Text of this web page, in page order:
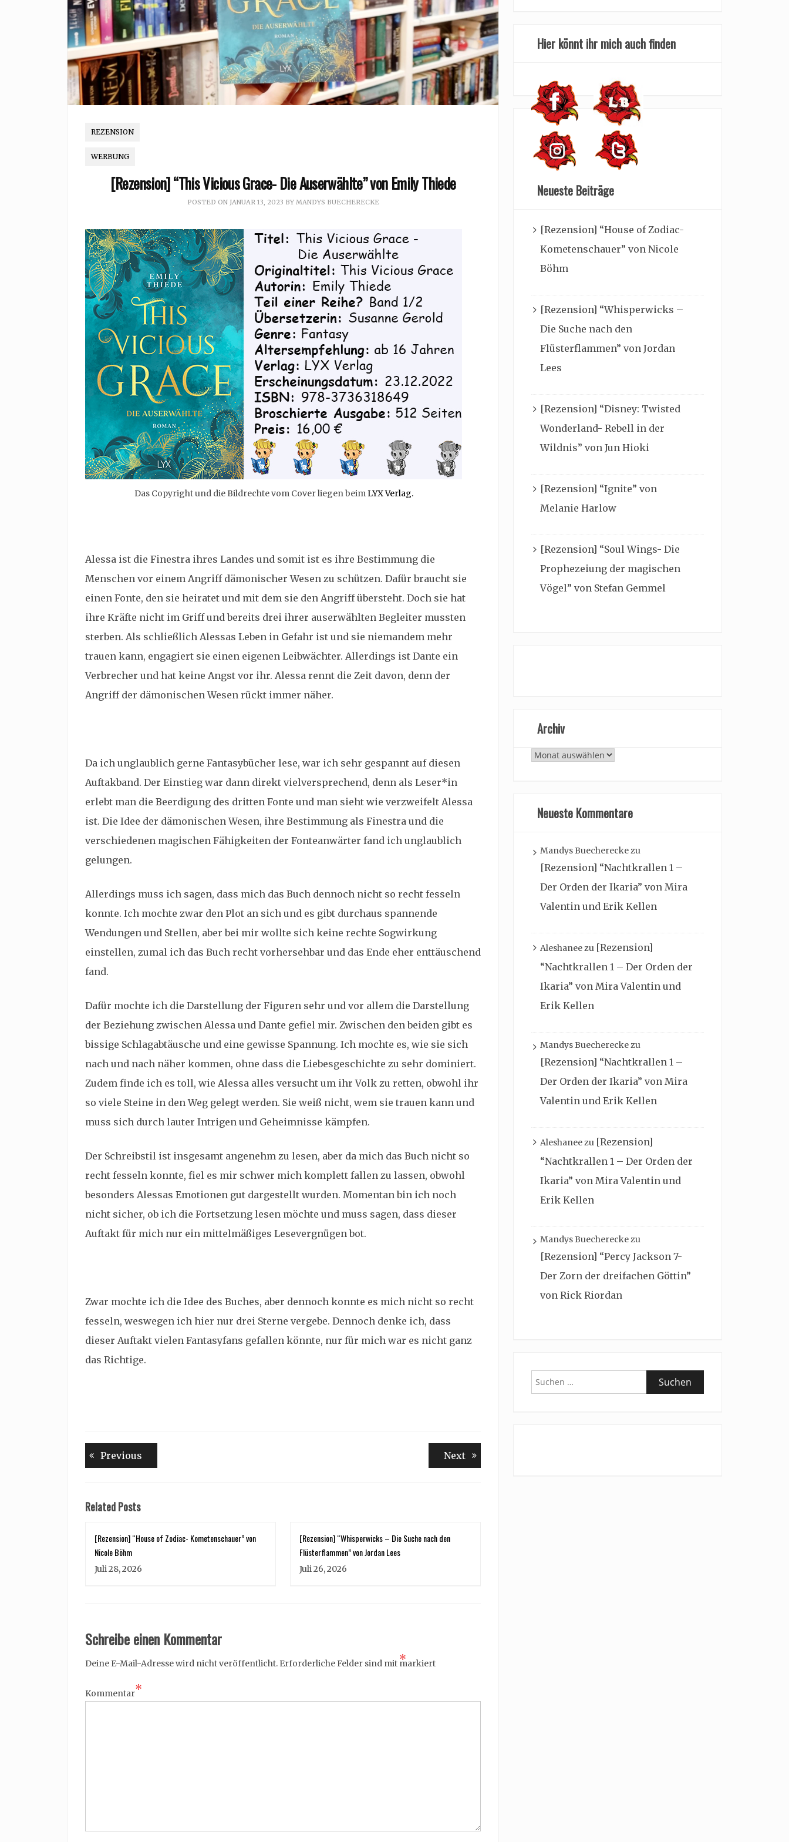
REZENSION
WERBUNG
[Rezension] “This Vicious Grace- Die Auserwählte” von Emily Thiede
POSTED ON JANUAR 13, 2023 BY MANDYS BUECHERECKE
Das Copyright und die Bildrechte vom Cover liegen beimLYX Verlag.
Alessa ist die Finestra ihres Landes und somit ist es ihre Bestimmung die
Menschen vor einem Angriff dämonischer Wesen zu schützen. Dafür braucht sie
einen Fonte, den sie heiratet und mit dem sie den Angriff übersteht. Doch sie hat
ihre Kräfte nicht im Griff und bereits drei ihrer auserwählten Begleiter mussten
sterben. Als schließlich Alessas Leben in Gefahr ist und sie niemandem mehr
trauen kann, engagiert sie einen eigenen Leibwächter. Allerdings ist Dante ein
Verbrecher und hat keine Angst vor ihr. Alessa rennt die Zeit davon, denn der
Angriff der dämonischen Wesen rückt immer näher.
Da ich unglaublich gerne Fantasybücher lese, war ich sehr gespannt auf diesen
Auftakband. Der Einstieg war dann direkt vielversprechend, denn als Leser*in
erlebt man die Beerdigung des dritten Fonte und man sieht wie verzweifelt Alessa
ist. Die Idee der dämonischen Wesen, ihre Bestimmung als Finestra und die
verschiedenen magischen Fähigkeiten der Fonteanwärter fand ich unglaublich
gelungen.
Allerdings muss ich sagen, dass mich das Buch dennoch nicht so recht fesseln
konnte. Ich mochte zwar den Plot an sich und es gibt durchaus spannende
Wendungen und Stellen, aber bei mir wollte sich keine rechte Sogwirkung
einstellen, zumal ich das Buch recht vorhersehbar und das Ende eher enttäuschend
fand.
Dafür mochte ich die Darstellung der Figuren sehr und vor allem die Darstellung
der Beziehung zwischen Alessa und Dante gefiel mir. Zwischen den beiden gibt es
bissige Schlagabtäusche und eine gewisse Spannung. Ich mochte es, wie sie sich
nach und nach näher kommen, ohne dass die Liebesgeschichte zu sehr dominiert.
Zudem finde ich es toll, wie Alessa alles versucht um ihr Volk zu retten, obwohl ihr
so viele Steine in den Weg gelegt werden. Sie weiß nicht, wem sie trauen kann und
muss sich durch lauter Intrigen und Geheimnisse kämpfen.
Der Schreibstil ist insgesamt angenehm zu lesen, aber da mich das Buch nicht so
recht fesseln konnte, fiel es mir schwer mich komplett fallen zu lassen, obwohl
besonders Alessas Emotionen gut dargestellt wurden. Momentan bin ich noch
nicht sicher, ob ich die Fortsetzung lesen möchte und muss sagen, dass dieser
Auftakt für mich nur ein mittelmäßiges Lesevergnügen bot.
Zwar mochte ich die Idee des Buches, aber dennoch konnte es mich nicht so recht
fesseln, weswegen ich hier nur drei Sterne vergebe. Dennoch denke ich, dass
dieser Auftakt vielen Fantasyfans gefallen könnte, nur für mich war es nicht ganz
das Richtige.
Beitragsnavigation
Previous NextNext
Related Posts
[Rezension] “House of Zodiac- Kometenschauer” von
Nicole Böhm
Juli 28, 2026
[Rezension] “Whisperwicks – Die Suche nach den
Flüsterflammen” von Jordan Lees
Juli 26, 2026
Schreibe einen Kommentar
Deine E-Mail-Adresse wird nicht veröffentlicht. Erforderliche Felder sind mit *
markiert
Kommentar*
Hier könnt ihr mich auch finden
Neueste Beiträge
[Rezension] “House of Zodiac-
Kometenschauer” von Nicole
Böhm
[Rezension] “Whisperwicks –
Die Suche nach den
Flüsterflammen” von Jordan
Lees
[Rezension] “Disney: Twisted
Wonderland- Rebell in der
Wildnis” von Jun Hioki
[Rezension] “Ignite” von
Melanie Harlow
[Rezension] “Soul Wings- Die
Prophezeiung der magischen
Vögel” von Stefan Gemmel
Archiv
Archiv
Neueste Kommentare
Mandys Buechereckezu
[Rezension] “Nachtkrallen 1 –
Der Orden der Ikaria” von Mira
Valentin und Erik Kellen
Aleshaneezu [Rezension]
“Nachtkrallen 1 – Der Orden der
Ikaria” von Mira Valentin und
Erik Kellen
Mandys Buechereckezu
[Rezension] “Nachtkrallen 1 –
Der Orden der Ikaria” von Mira
Valentin und Erik Kellen
Aleshaneezu [Rezension]
“Nachtkrallen 1 – Der Orden der
Ikaria” von Mira Valentin und
Erik Kellen
Mandys Buechereckezu
[Rezension] “Percy Jackson 7-
Der Zorn der dreifachen Göttin”
von Rick Riordan
Suchen
nach: